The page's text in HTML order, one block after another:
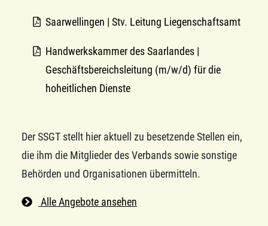
Alle Angebote ansehen
Der SSGT stellt hier aktuell zu besetzende Stellen ein,
die ihm die Mitglieder des Verbands sowie sonstige
Behörden und Organisationen übermitteln.
Saarwellingen | Stv. Leitung Liegenschaftsamt
Handwerkskammer des Saarlandes |
Geschäftsbereichsleitung (m/w/d) für die
hoheitlichen Dienste